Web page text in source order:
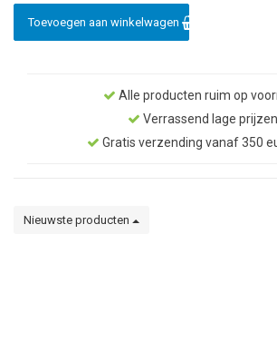
Toevoegen aan winkelwagen
Alle producten ruim op
Verrassend lage prijzen
Gratis verzending vanaf 350
Nieuwste producten